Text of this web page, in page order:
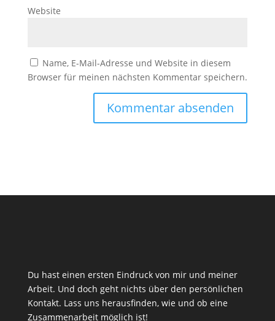
Website
Name, E-Mail-Adresse und Website in diesem
Browser für meinen nächsten Kommentar speichern.
Du hast einen ersten Eindruck von mir und meiner
Arbeit. Und doch geht nichts über den persönlichen
Kontakt. Lass uns herausfinden, wie und ob eine
Zusammenarbeit möglich ist!